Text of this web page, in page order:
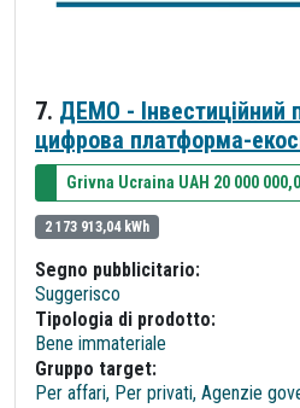
7. ДЕМО - Інвестиційний
цифрова платформа-
Grivna Ucraina UAH 20 000
2 173 913,04 kWh
Segno pubblicitario:
Suggerisco
Tipologia di prodotto:
Bene immateriale
Gruppo target:
Per affari, Per privati, Agenzie